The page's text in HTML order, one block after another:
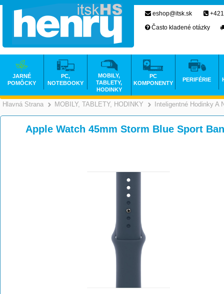
Hlavná Strana >
MOBILY, TABLETY, HODINKY >
Inteligentné Hodinky A
Apple Watch 45mm Storm Blue Sport
eshop@itsk.sk
Často kladené otázky
JARNÉ
POMÔCKY
PC,
NOTEBOOKY
MOBILY,
TABLETY,
HODINKY
PC
KOMPONENTY
PERIFÉRIE